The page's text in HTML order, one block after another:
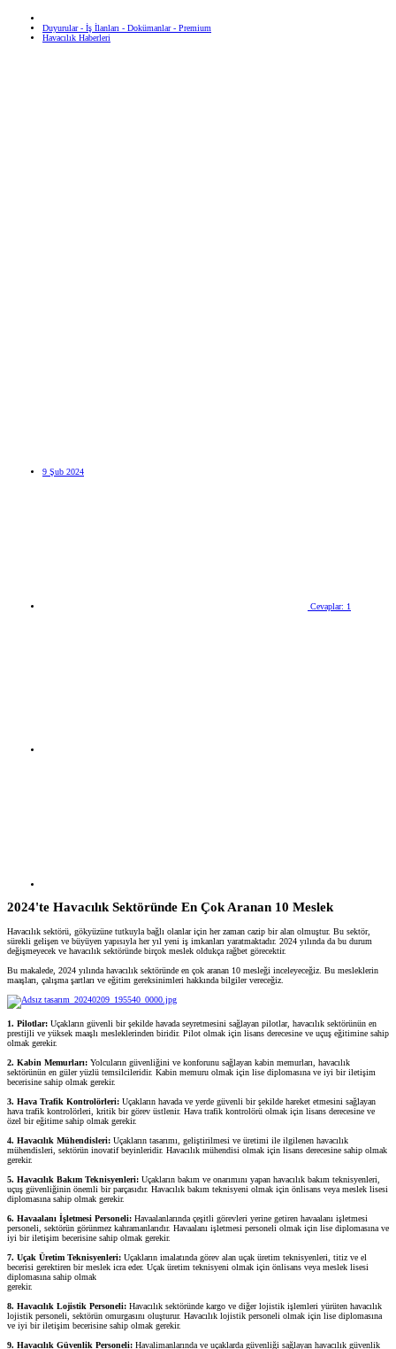
Duyurular - İş İlanları - Dokümanlar - Premium
Havacılık Haberleri
9 Şub 2024
Cevaplar: 1
2024'te Havacılık Sektöründe En Çok Aranan 10 Meslek​
Havacılık sektörü, gökyüzüne tutkuyla bağlı olanlar için her zaman cazip bir alan olmuştur. Bu sektör,
sürekli gelişen ve büyüyen yapısıyla her yıl yeni iş imkanları yaratmaktadır. 2024 yılında da bu durum
değişmeyecek ve havacılık sektöründe birçok meslek oldukça rağbet görecektir.
Bu makalede, 2024 yılında havacılık sektöründe en çok aranan 10 mesleği inceleyeceğiz. Bu mesleklerin
maaşları, çalışma şartları ve eğitim gereksinimleri hakkında bilgiler vereceğiz.
1. Pilotlar: Uçakların güvenli bir şekilde havada seyretmesini sağlayan pilotlar, havacılık sektörünün en
prestijli ve yüksek maaşlı mesleklerinden biridir. Pilot olmak için lisans derecesine ve uçuş eğitimine sahip
olmak gerekir.
2. Kabin Memurları: Yolcuların güvenliğini ve konforunu sağlayan kabin memurları, havacılık
sektörünün en güler yüzlü temsilcileridir. Kabin memuru olmak için lise diplomasına ve iyi bir iletişim
becerisine sahip olmak gerekir.
3. Hava Trafik Kontrolörleri: Uçakların havada ve yerde güvenli bir şekilde hareket etmesini sağlayan
hava trafik kontrolörleri, kritik bir görev üstlenir. Hava trafik kontrolörü olmak için lisans derecesine ve
özel bir eğitime sahip olmak gerekir.
4. Havacılık Mühendisleri: Uçakların tasarımı, geliştirilmesi ve üretimi ile ilgilenen havacılık
mühendisleri, sektörün inovatif beyinleridir. Havacılık mühendisi olmak için lisans derecesine sahip olmak
gerekir.
5. Havacılık Bakım Teknisyenleri: Uçakların bakım ve onarımını yapan havacılık bakım teknisyenleri,
uçuş güvenliğinin önemli bir parçasıdır. Havacılık bakım teknisyeni olmak için önlisans veya meslek lisesi
diplomasına sahip olmak gerekir.
6. Havaalanı İşletmesi Personeli: Havaalanlarında çeşitli görevleri yerine getiren havaalanı işletmesi
personeli, sektörün görünmez kahramanlarıdır. Havaalanı işletmesi personeli olmak için lise diplomasına ve
iyi bir iletişim becerisine sahip olmak gerekir.
7. Uçak Üretim Teknisyenleri: Uçakların imalatında görev alan uçak üretim teknisyenleri, titiz ve el
becerisi gerektiren bir meslek icra eder. Uçak üretim teknisyeni olmak için önlisans veya meslek lisesi
diplomasına sahip olmak
gerekir.
8. Havacılık Lojistik Personeli: Havacılık sektöründe kargo ve diğer lojistik işlemleri yürüten havacılık
lojistik personeli, sektörün omurgasını oluşturur. Havacılık lojistik personeli olmak için lise diplomasına
ve iyi bir iletişim becerisine sahip olmak gerekir.
9. Havacılık Güvenlik Personeli: Havalimanlarında ve uçaklarda güvenliği sağlayan havacılık güvenlik